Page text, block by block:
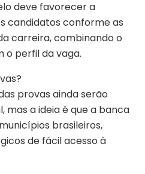
deve favorecer a
candidatos conforme as
carreira, combinando o
o perfil da vaga.
provas ainda serão
mas a ideia é que a banca
brasileiros,
de fácil acesso à